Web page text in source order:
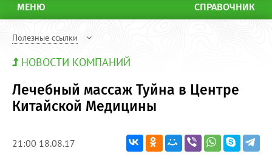
МЕНЮ СПРАВОЧНИК
Полезные ссылки
НОВОСТИ КОМПАНИЙ
Лечебный массаж Туйна в Центре
Китайской Медицины
21:00 18.08.17